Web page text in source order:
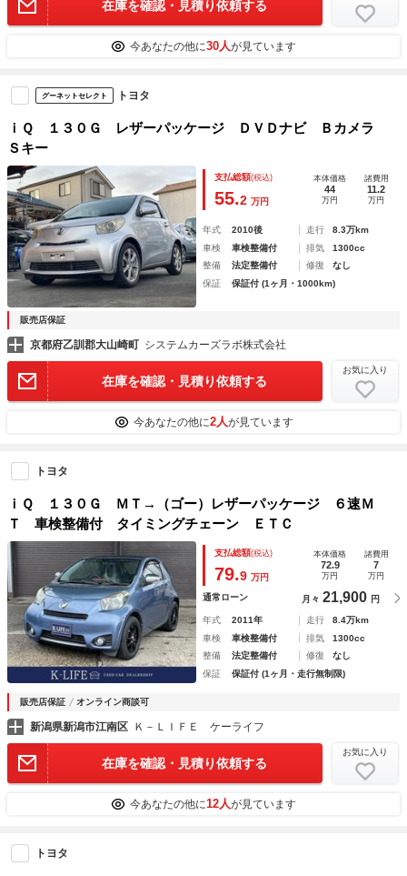
在庫を確認・見積り依頼する
今あなたの他に30人が見ています
グーネットセレクト トヨタ
ｉＱ １３０Ｇ レザーパッケージ ＤＶＤナビ Ｂカメラ
Ｓキー
支払総額(税込)
55.2 万円
本体価格
44
万円
諸費用
11.2
万円
年式 2010後 走行
8.3万km
車検
車検整備付 排気
1300cc
整備
法定整備付 修復
なし
保証
保証付 (1ヶ月・1000km)
販売店保証
京都府乙訓郡大山崎町 システムカーズラボ株式会社
在庫を確認・見積り依頼する
お気に入り
今あなたの他に2人が見ています
トヨタ
ｉＱ １３０Ｇ ＭＴ→（ゴー）レザーパッケージ ６速Ｍ
Ｔ 車検整備付 タイミングチェーン ＥＴＣ
支払総額(税込)
79.9 万円
本体価格
72.9
万円
諸費用
7
万円
通常ローン 月々 21,900 円
年式 2011年 走行
8.4万km
車検
車検整備付 排気
1300cc
整備
法定整備付 修復
なし
保証
保証付 (1ヶ月・走行無制限)
販売店保証 オンライン商談可
新潟県新潟市江南区 Ｋ－ＬＩＦＥ ケーライフ
在庫を確認・見積り依頼する
お気に入り
今あなたの他に12人が見ています
トヨタ